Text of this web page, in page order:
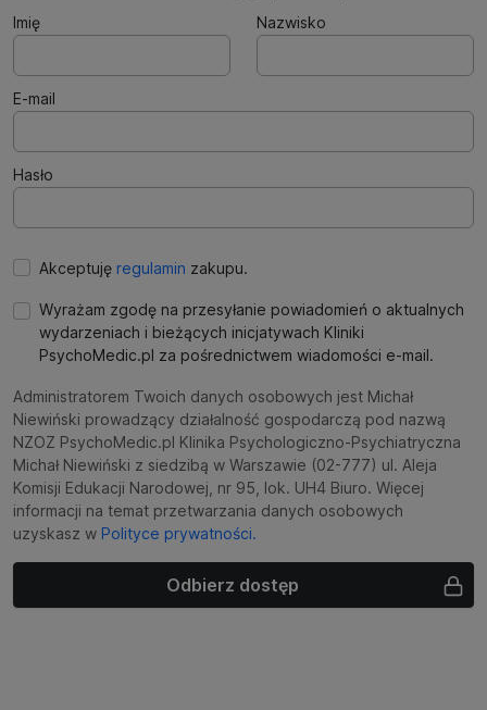
Imię
Nazwisko
E-mail
Hasło
Akceptuję regulamin zakupu.
Wyrażam zgodę na przesyłanie powiadomień o aktualnych
wydarzeniach i bieżących inicjatywach Kliniki
PsychoMedic.pl za pośrednictwem wiadomości e-mail.
Administratorem Twoich danych osobowych jest Michał
Niewiński prowadzący działalność gospodarczą pod nazwą
NZOZ PsychoMedic.pl Klinika Psychologiczno-Psychiatryczna
Michał Niewiński z siedzibą w Warszawie (02-777) ul. Aleja
Komisji Edukacji Narodowej, nr 95, lok. UH4 Biuro. Więcej
informacji na temat przetwarzania danych osobowych
uzyskasz w Polityce prywatności.
Odbierz dostęp